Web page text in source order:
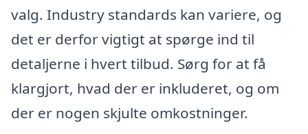
valg. Industry standards kan variere, og
det er derfor vigtigt at spørge ind til
detaljerne i hvert tilbud. Sørg for at få
klargjort, hvad der er inkluderet, og om
der er nogen skjulte omkostninger.